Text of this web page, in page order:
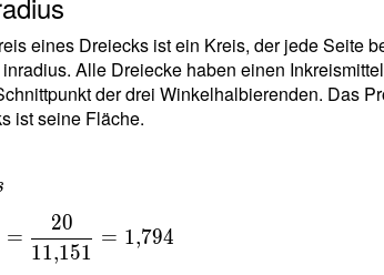
}{ 2 \cdot \
\cdot \
} ) =
\ \\ γ =
- 33\degree
=
59'59"
eines Dreiecks ist ein Kreis, der jede Seite
Alle Dreiecke haben einen
der drei Winkelhalbierenden. Das
ist seine Fläche.
=
11,151
20
= 1,794